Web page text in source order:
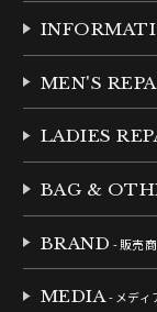
MEN'S
LADIES
BAG &
BRAND - 販売
MEDIA- メディ